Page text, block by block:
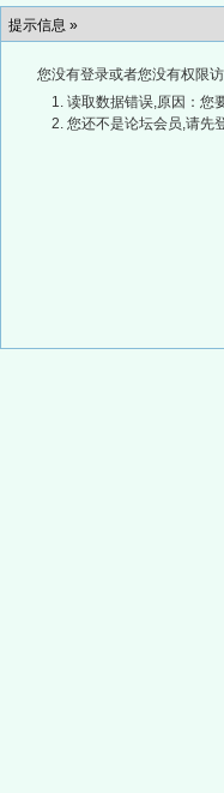
提示信息 »
您没有登录或者您没有权限
读取数据错误,原因：您
您还不是论坛会员,请先